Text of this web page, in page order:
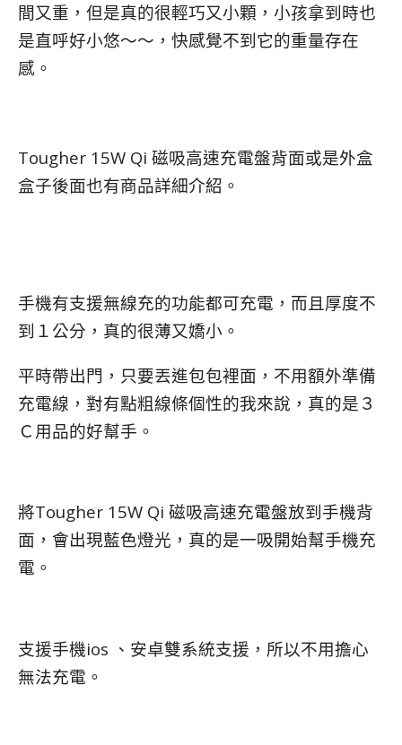
間又重，但是真的很輕巧又小顆，小孩拿到時也
是直呼好小悠～～，快感覺不到它的重量存在
感。
Tougher 15W Qi 磁吸高速充電盤背面或是外盒
盒子後面也有商品詳細介紹。
手機有支援無線充的功能都可充電，而且厚度不
到１公分，真的很薄又嬌小。
平時帶出門，只要丟進包包裡面，不用額外準備
充電線，對有點粗線條個性的我來說，真的是３
Ｃ用品的好幫手。
將Tougher 15W Qi 磁吸高速充電盤放到手機背
面，會出現藍色燈光， 真的是一吸開始幫手機充
電。
支援手機ios 、安卓雙系統支援，所以不用擔心
無法充電。